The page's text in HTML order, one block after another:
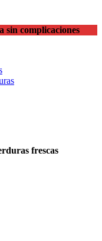
sin complicaciones
frescas